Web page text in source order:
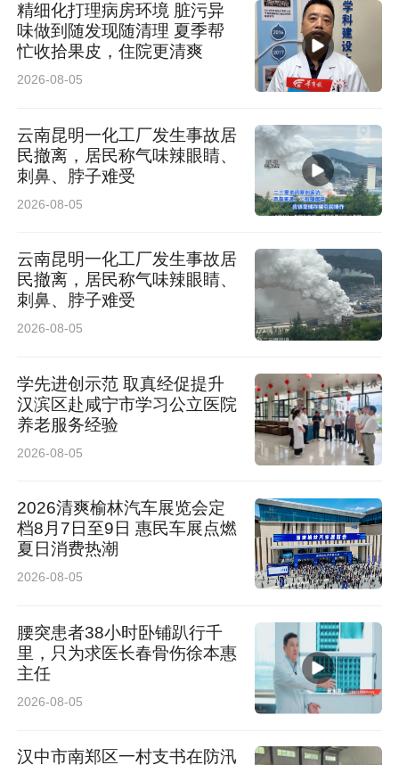
备受瞩目的新车上市环节正式登场。在全场热烈
志、吉利控股集团曹操出行西北战区总监王虎宁
与陕西省租赁协会会长王鹏辉先后登台致辞，围
绕品牌初心、市场深耕与用户价值发表精彩讲
专享版核心产品亮点。
凭借强悍纯电续航实力，车辆告别频繁补能困
扰，以长久续航陪伴用户奔赴每一段远方征途，
精细化打理病房环境 脏污异
味做到随发现随清理 夏季帮
忙收拾果皮，住院更清爽
2026-08-05
云南昆明一化工厂发生事故居
民撤离，居民称气味辣眼睛、
刺鼻、脖子难受
2026-08-05
云南昆明一化工厂发生事故居
民撤离，居民称气味辣眼睛、
刺鼻、脖子难受
2026-08-05
学先进创示范 取真经促提升
汉滨区赴咸宁市学习公立医院
养老服务经验
2026-08-05
2026清爽榆林汽车展览会定
档8月7日至9日 惠民车展点燃
夏日消费热潮
2026-08-05
腰突患者38小时卧铺趴行千
里，只为求医长春骨伤徐本惠
主任
2026-08-05
汉中市南郑区一村支书在防汛